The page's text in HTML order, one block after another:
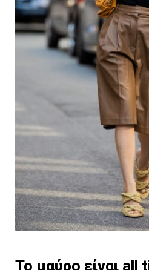
Το μαύρο είναι all